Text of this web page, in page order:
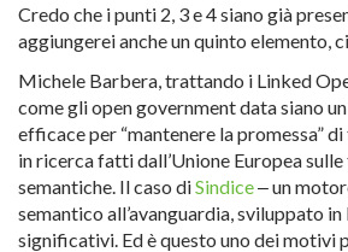
Credo che i punti 2, 3 e 4 siano già
aggiungerei anche un quinto elemento,
Michele Barbera, trattando i Linked
come gli open government data siano
efficace per “mantenere la promessa”
in ricerca fatti dall’Unione Europea
semantiche. Il caso diSindice‒ un
semantico all’avanguardia, sviluppato
significativi. Ed è questo uno dei motivi